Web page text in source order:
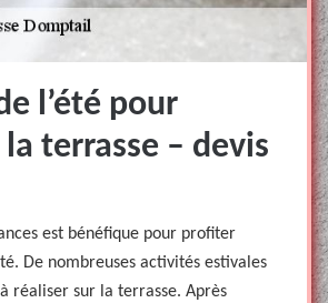
l’été pour
terrasse – devis
est bénéfique pour profiter
De nombreuses activités estivales
réaliser sur la terrasse. Après